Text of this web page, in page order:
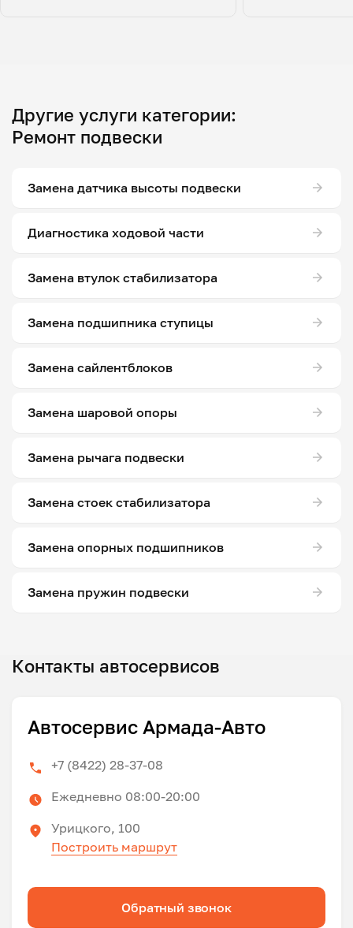
Другие услуги категории:
Ремонт подвески
Замена датчика высоты подвески
Диагностика ходовой части
Замена втулок стабилизатора
Замена подшипника ступицы
Замена сайлентблоков
Замена шаровой опоры
Замена рычага подвески
Замена стоек стабилизатора
Замена опорных подшипников
Замена пружин подвески
Контакты автосервисов
Автосервис Армада-Авто
+7 (8422) 28-37-08
Ежедневно 08:00-20:00
Урицкого, 100
Построить маршрут
Обратный звонок